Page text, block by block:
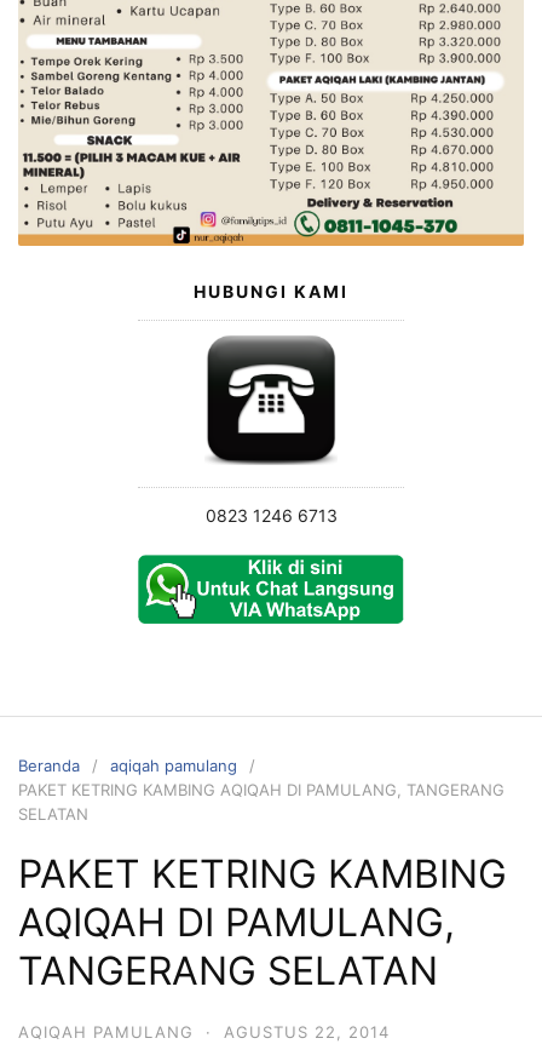
HUBUNGI KAMI
0823 1246 6713
Beranda
aqiqah pamulang
PAKET KETRING KAMBING AQIQAH DI PAMULANG, TANGERANG
SELATAN
PAKET KETRING KAMBING
AQIQAH DI PAMULANG,
TANGERANG SELATAN
AQIQAH PAMULANG · AGUSTUS 22, 2014